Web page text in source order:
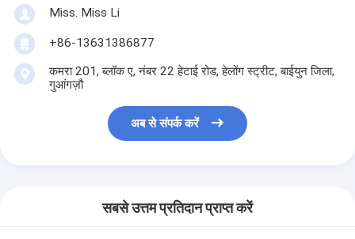
Miss. Miss Li
+86-13631386877
कमरा 201, ब्लॉक ए, नंबर 22 हेटाई रोड, हेलोंग स्ट्रीट, बाईयुन जिला,
गुआंगज़ौ
अब से संपर्क करें
सबसे उत्तम प्रतिदान प्राप्त करें